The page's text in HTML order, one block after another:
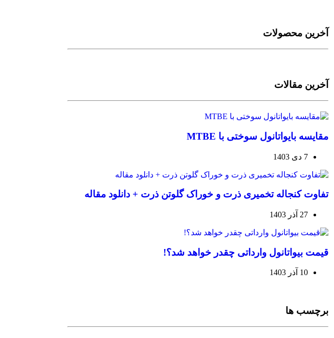
آخرین محصولات
آخرین مقالات
مقایسه بایواتانول سوختی با MTBE
7 دی 1403
تفاوت کنجاله تخمیری ذرت و خوراک گلوتن ذرت + دانلود مقاله
27 آذر 1403
قیمت بیواتانول وارداتی چقدر خواهد شد؟!
10 آذر 1403
برچسب ها